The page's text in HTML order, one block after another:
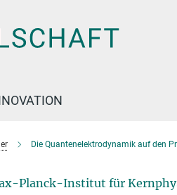
Die Quantenelektrodynamik auf den
Planck-Institut für